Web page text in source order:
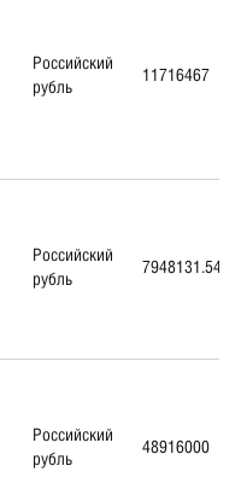
Российский
рубль
11716467
Российский
рубль
7948131.54
Российский
рубль
48916000